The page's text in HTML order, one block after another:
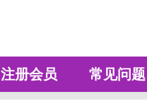
注册会员 常见问题